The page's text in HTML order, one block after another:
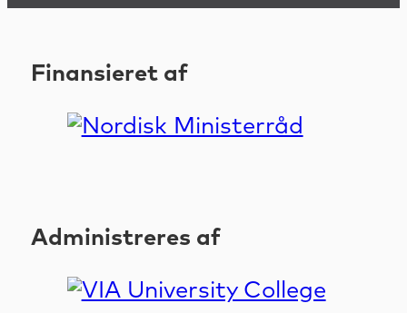
Finansieret af
Administreres af